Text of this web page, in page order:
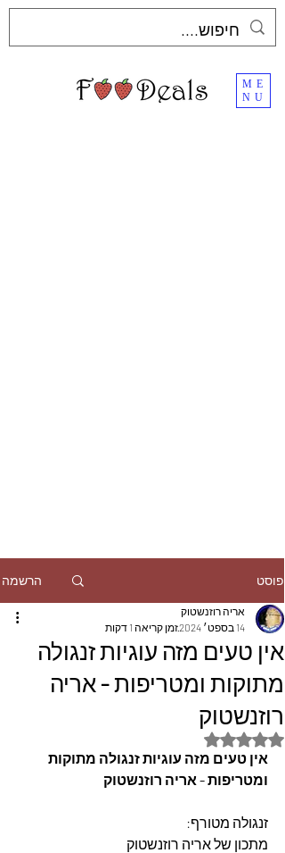
ME
NU
פוסט הרשמה
אין טעים מזה עוגיות זנגולה
מתוקות ומטריפות - אריה
רוזנשטוק
אריה רוזנשטוק
14 בספט׳ 2024
זמן קריאה 1 דקות
דירוג של NaN מתוך 5 כוכבים
אין טעים מזה עוגיות זנגולה מתוקות
ומטריפות - אריה רוזנשטוק
זנגולה מטורף:
מתכון של אריה רוזנשטוק